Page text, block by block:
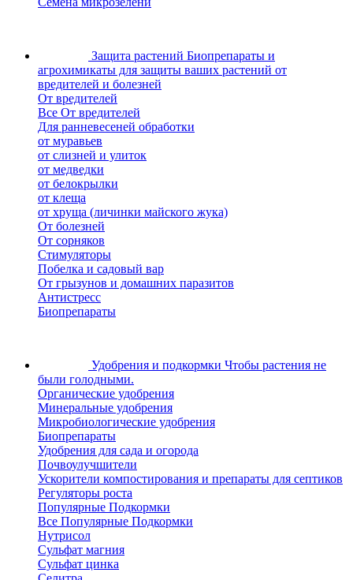
Защита растений Биопрепараты и
агрохимикаты для защиты ваших растений от
вредителей и болезней
От вредителей
Все От вредителей
Для ранневесеней обработки
от муравьев
от слизней и улиток
от медведки
от белокрылки
от клеща
от хруща (личинки майского жука)
От болезней
От сорняков
Стимуляторы
Побелка и садовый вар
От грызунов и домашних паразитов
Антистресс
Биопрепараты
Удобрения и подкормки Чтобы растения не
были голодными.
Органические удобрения
Минеральные удобрения
Микробиологические удобрения
Биопрепараты
Удобрения для сада и огорода
Почвоулучшители
Ускорители компостирования и препараты для септиков
Регуляторы роста
Популярные Подкормки
Все Популярные Подкормки
Нутрисол
Сульфат магния
Сульфат цинка